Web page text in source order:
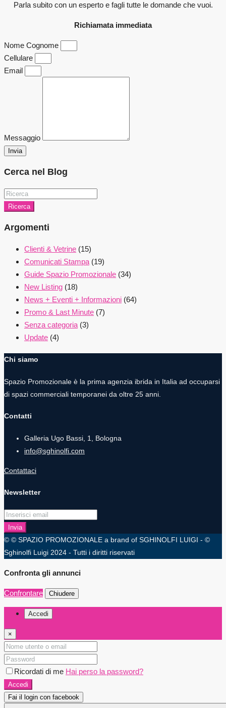
Parla subito con un esperto e faglitutte le domande che vuoi.
Richiamata immediata
Nome Cognome
Cellulare
Email
Messaggio
Invia
Cerca nel Blog
Ricerca
Argomenti
Clienti & Vetrine (15)
Comunicati Stampa(19)
Guide Spazio Promozionale (34)
New Listing (18)
News + Eventi + Informazioni (64)
Promo & Last Minute (7)
Senza categoria(3)
Update (4)
Chi siamo
Spazio Promozionale è la prima agenzia ibrida in Italia ad occuparsi
di spazi commerciali temporanei da oltre 25 anni.
Contatti
Galleria Ugo Bassi, 1, Bologna
info@sghinolfi.com
Contattaci
Newsletter
Invia
© © SPAZIO PROMOZIONALE a brand of SGHINOLFI LUIGI - ©
Sghinolfi Luigi 2024 - Tutti i diritti riservati
Confronta gli annunci
Confrontare Chiudere
Accedi
×
Ricordati di me Hai perso la password?
Accedi
Fai il login con facebook